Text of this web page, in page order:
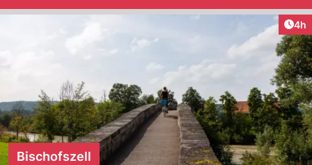
4h
Bischofszell